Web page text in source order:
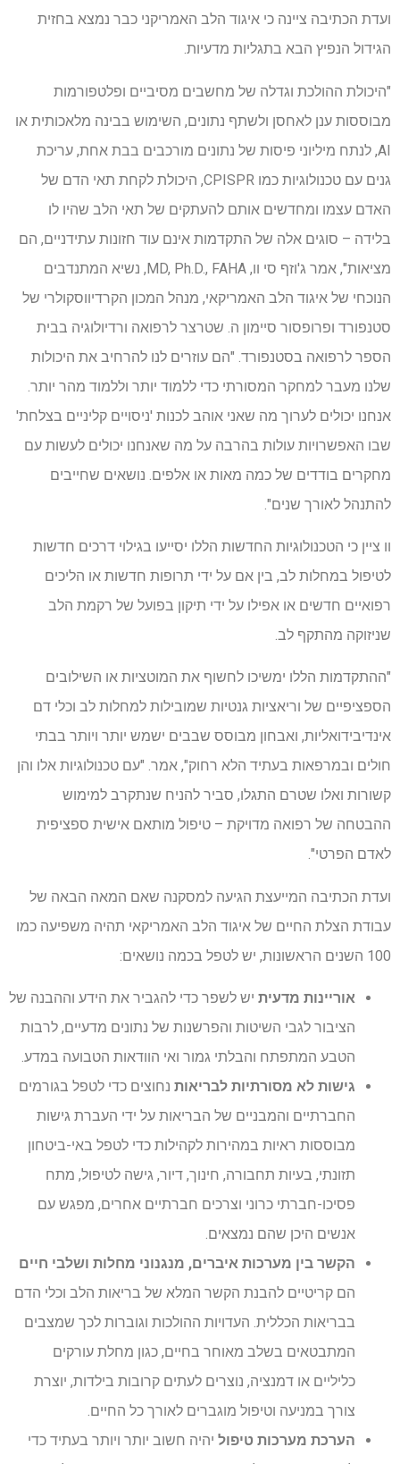
ועדת הכתיבה ציינה כי איגוד הלב האמריקני כבר נמצא בחזית
הגידול הנפיץ הבא בתגליות מדעיות.
"היכולת ההולכת וגדלה של מחשבים מסיביים ופלטפורמות
מבוססות ענן לאחסן ולשתף נתונים, השימוש בבינה מלאכותית או
AI, לנתח מיליוני פיסות של נתונים מורכבים בבת אחת, עריכת
גנים עם טכנולוגיות כמו CPISPR, היכולת לקחת תאי הדם של
האדם עצמו ומחדשים אותם להעתקים של תאי הלב שהיו לו
בלידה – סוגים אלה של התקדמות אינם עוד חזונות עתידניים, הם
מציאות", אמר ג'וזף סי וו, MD, Ph.D., FAHA, נשיא המתנדבים
הנוכחי של איגוד הלב האמריקאי, מנהל המכון הקרדיווסקולרי של
סטנפורד ופרופסור סיימון ה. שטרצר לרפואה ורדיולוגיה בבית
הספר לרפואה בסטנפורד. "הם עוזרים לנו להרחיב את היכולות
שלנו מעבר למחקר המסורתי כדי ללמוד יותר וללמוד מהר יותר.
אנחנו יכולים לערוך מה שאני אוהב לכנות 'ניסויים קליניים בצלחת'
שבו האפשרויות עולות בהרבה על מה שאנחנו יכולים לעשות עם
מחקרים בודדים של כמה מאות או אלפים. נושאים שחייבים
להתנהל לאורך שנים".
וו ציין כי הטכנולוגיות החדשות הללו יסייעו בגילוי דרכים חדשות
לטיפול במחלות לב, בין אם על ידי תרופות חדשות או הליכים
רפואיים חדשים או אפילו על ידי תיקון בפועל של רקמת הלב
שניזוקה מהתקף לב.
"ההתקדמות הללו ימשיכו לחשוף את המוטציות או השילובים
הספציפיים של וריאציות גנטיות שמובילות למחלות לב וכלי דם
אינדיבידואליות, ואבחון מבוסס שבבים ישמש יותר ויותר בבתי
חולים ובמרפאות בעתיד הלא רחוק", אמר. "עם טכנולוגיות אלו והן
קשורות ואלו שטרם התגלו, סביר להניח שנתקרב למימוש
ההבטחה של רפואה מדויקת – טיפול מותאם אישית ספציפית
לאדם הפרטי".
ועדת הכתיבה המייעצת הגיעה למסקנה שאם המאה הבאה של
עבודת הצלת החיים של איגוד הלב האמריקאי תהיה משפיעה כמו
100 השנים הראשונות, יש לטפל בכמה נושאים:
אוריינות מדעית יש לשפר כדי להגביר את הידע וההבנה של
הציבור לגבי השיטות והפרשנות של נתונים מדעיים, לרבות
הטבע המתפתח והבלתי גמור ואי הוודאות הטבועה במדע.
גישות לא מסורתיות לבריאות נחוצים כדי לטפל בגורמים
החברתיים והמבניים של הבריאות על ידי העברת גישות
מבוססות ראיות במהירות לקהילות כדי לטפל באי-ביטחון
תזונתי, בעיות תחבורה, חינוך, דיור, גישה לטיפול, מתח
פסיכו-חברתי כרוני וצרכים חברתיים אחרים, מפגש עם
אנשים היכן שהם נמצאים.
הקשר בין מערכות איברים, מנגנוני מחלות ושלבי חיים
הם קריטיים להבנת הקשר המלא של בריאות הלב וכלי הדם
בבריאות הכללית. העדויות ההולכות וגוברות לכך שמצבים
המתבטאים בשלב מאוחר בחיים, כגון מחלת עורקים
כליליים או דמנציה, נוצרים לעתים קרובות בילדות, יוצרת
צורך במניעה וטיפול מוגברים לאורך כל החיים.
הערכת מערכות טיפול יהיה חשוב יותר ויותר בעתיד כדי